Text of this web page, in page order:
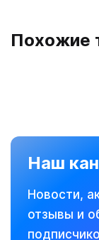
Похожие
Наш
Новости,
отзывы и